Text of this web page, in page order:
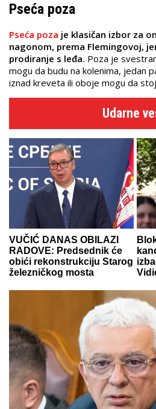
Pseća poza
Pseća poza je klasičan izbor za
nagonom, prema Flemingovoj,
prodiranje s leđa. Poza je
mogu da budu na kolenima, jedan
iznad kreveta ili oboje mogu da
Udarne
VUČIĆ DANAS OBILAZI
RADOVE: Predsednik će
obići rekonstrukciju Starog
železničkog mosta